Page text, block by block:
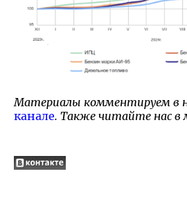
Материалы комментируем в
канале. Также читайте нас в